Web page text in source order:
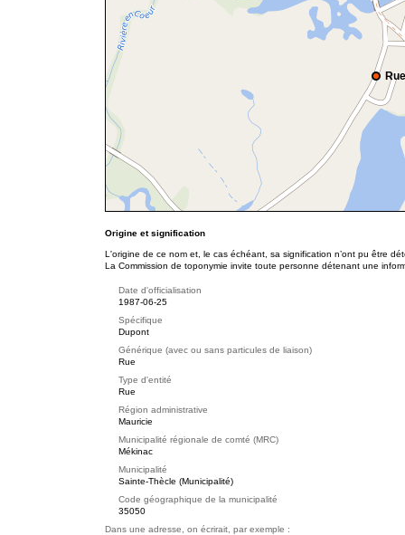
Origine et signification
L'origine de ce nom et, le cas échéant, sa signification n’ont pu être
La Commission de toponymie invite toute personne détenant une
Date d'officialisation
1987-06-25
Spécifique
Dupont
Générique (avec ou sans particules de liaison)
Rue
Type d'entité
Rue
Région administrative
Mauricie
Municipalité régionale de comté (MRC)
Mékinac
Municipalité
Sainte-Thècle (Municipalité)
Code géographique de la municipalité
35050
Dans une adresse, on écrirait, par exemple :